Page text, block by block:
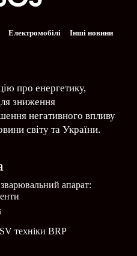
Електромобілі Інші новини
про енергетику,
зниження
негативного впливу
світу та України.
апарат:
техніки BRP